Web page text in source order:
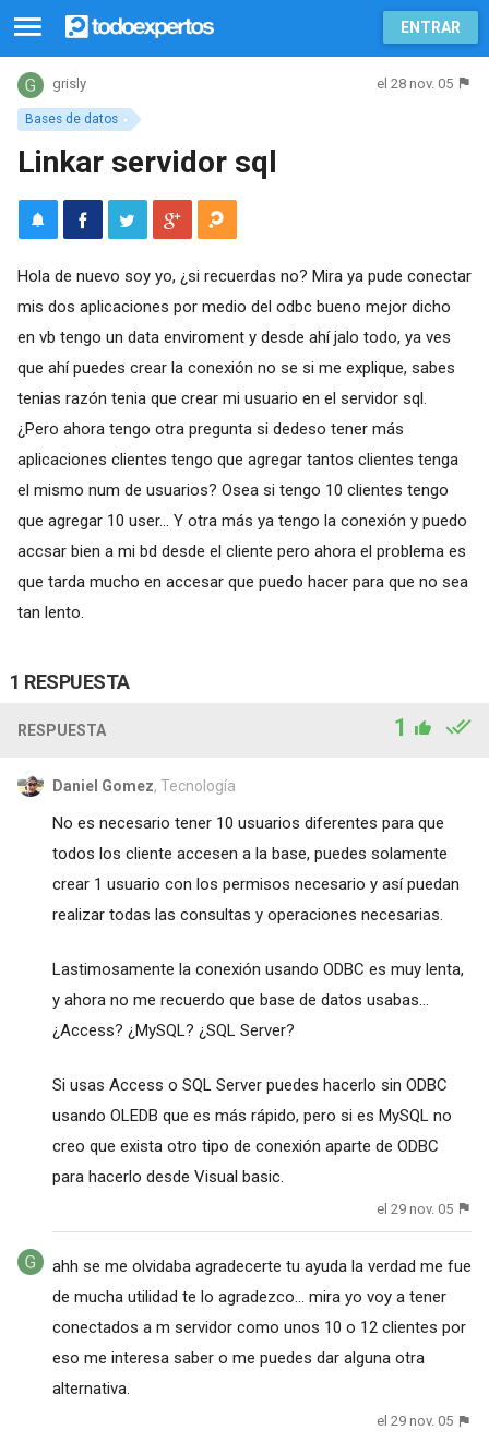
ENTRAR
Bases de datos
grisly el 28 nov. 05
Linkar servidor sql
Hola de nuevo soy yo, ¿si recuerdas no? Mira ya pude conectar
mis dos aplicaciones por medio del odbc bueno mejor dicho
en vb tengo un data enviroment y desde ahí jalo todo, ya ves
que ahí puedes crear la conexión no se si me explique, sabes
tenias razón tenia que crear mi usuario en el servidor sql.
¿Pero ahora tengo otra pregunta si dedeso tener más
aplicaciones clientes tengo que agregar tantos clientes tenga
el mismo num de usuarios? Osea si tengo 10 clientes tengo
que agregar 10 user... Y otra más ya tengo la conexión y puedo
accsar bien a mi bd desde el cliente pero ahora el problema es
que tarda mucho en accesar que puedo hacer para que no sea
tan lento.
1 RESPUESTA
RESPUESTA 1
Daniel Gomez, Tecnología
No es necesario tener 10 usuarios diferentes para que
todos los cliente accesen a la base, puedes solamente
crear 1 usuario con los permisos necesario y así puedan
realizar todas las consultas y operaciones necesarias.
Lastimosamente la conexión usando ODBC es muy lenta,
y ahora no me recuerdo que base de datos usabas...
¿Access? ¿MySQL? ¿SQL Server?
Si usas Access o SQL Server puedes hacerlo sin ODBC
usando OLEDB que es más rápido, pero si es MySQL no
creo que exista otro tipo de conexión aparte de ODBC
para hacerlo desde Visual basic.
el 29 nov. 05
ahh se me olvidaba agradecerte tu ayuda la verdad me fue
de mucha utilidad te lo agradezco... mira yo voy a tener
conectados a m servidor como unos 10 o 12 clientes por
eso me interesa saber o me puedes dar alguna otra
alternativa.
el 29 nov. 05